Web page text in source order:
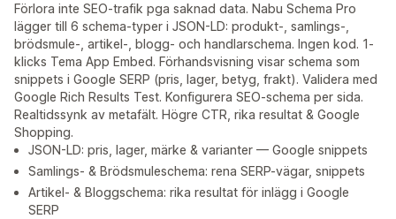
Förlora inte SEO-trafik pga saknad data. Nabu Schema Pro
lägger till 6 schema-typer i JSON-LD: produkt-, samlings-,
brödsmule-, artikel-, blogg- och handlarschema. Ingen kod. 1-
klicks Tema App Embed. Förhandsvisning visar schema som
snippets i Google SERP (pris, lager, betyg, frakt). Validera med
Google Rich Results Test. Konfigurera SEO-schema per sida.
Realtidssynk av metafält. Högre CTR, rika resultat & Google
Shopping.
JSON-LD: pris, lager, märke & varianter — Google snippets
Samlings- & Brödsmuleschema: rena SERP-vägar, snippets
Artikel- & Bloggschema: rika resultat för inlägg i Google
SERP